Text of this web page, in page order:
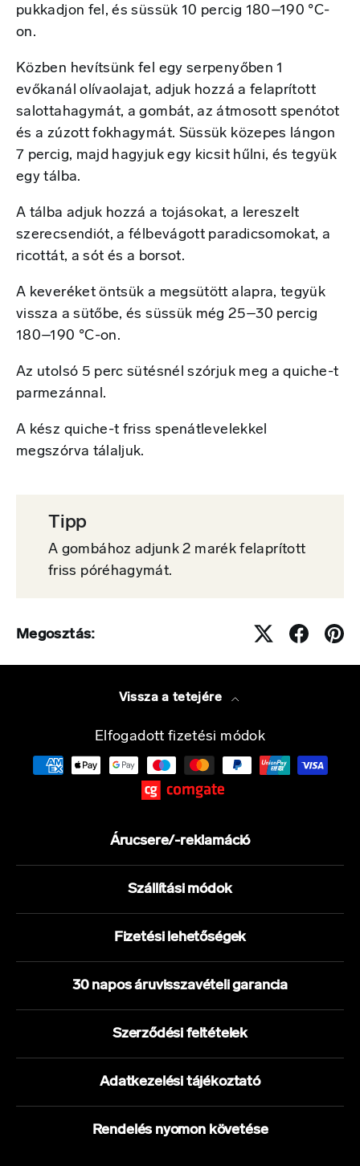
pukkadjon fel, és süssük 10 percig 180–190 °C-
on.
Közben hevítsünk fel egy serpenyőben 1
evőkanál olívaolajat, adjuk hozzá a felaprított
salottahagymát, a gombát, az átmosott spenótot
és a zúzott fokhagymát. Süssük közepes lángon
7 percig, majd hagyjuk egy kicsit hűlni, és tegyük
egy tálba.
A tálba adjuk hozzá a tojásokat, a lereszelt
szerecsendiót, a félbevágott paradicsomokat, a
ricottát, a sót és a borsot.
A keveréket öntsük a megsütött alapra, tegyük
vissza a sütőbe, és süssük még 25–30 percig
180–190 °C-on.
Az utolsó 5 perc sütésnél szórjuk meg a quiche-t
parmezánnal.
A kész quiche-t friss spenátlevelekkel
megszórva tálaljuk.
Tipp
A gombához adjunk 2 marék felaprított
friss póréhagymát.
Megosztás:
Vissza a tetejére
Elfogadott fizetési módok
Árucsere/-reklamáció
Szállítási módok
Fizetési lehetőségek
30 napos áruvisszavételi garancia
Szerződési feltételek
Adatkezelési tájékoztató
Rendelés nyomon követése